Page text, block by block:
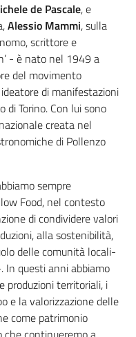
de Pascale, e
Alessio Mammi, sulla
scrittore e
- è nato nel 1949 a
del movimento
ideatore di manifestazioni
di Torino. Con lui sono
creata nel
di Pollenzo
sempre
Food, nel contesto
di condividere valori
alla sostenibilità,
delle comunità locali-
In questi anni abbiamo
produzioni territoriali, i
e la valorizzazione delle
come patrimonio